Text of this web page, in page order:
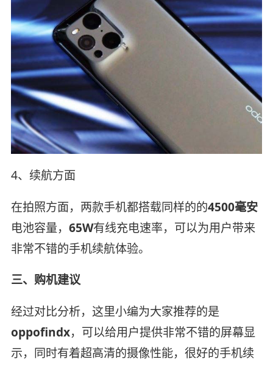
4、续航方面
在拍照方面，两款手机都搭载同样的的4500毫安
电池容量， 65W有线充电速率，可以为用户带来
非常不错的手机续航体验。
三、购机建议
经过对比分析，这里小编为大家推荐的是
oppofindx，可以给用户提供非常不错的屏幕显
示，同时有着超高清的摄像性能，很好的手机续